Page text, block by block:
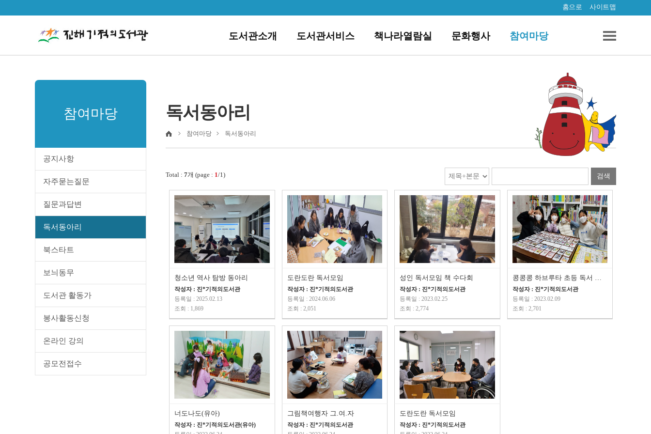
홈으로 사이트맵
도서관소개 도서관서비스 책나라열람실 문화행사 참여마당
전자도서관
참여마당
공지사항
자주묻는질문
질문과답변
독서동아리
북스타트
보늬동무
도서관 활동가
봉사활동신청
온라인 강의
공모전접수
독서동아리
참여마당 독서동아리
Total : 7개 (page : 1/1) 검색
청소년 역사 탐방 동아리
작성자 : 진*기적의도서관
등록일 : 2025.02.13
조회 : 1,869
도란도란 독서모임
작성자 : 진*기적의도서관
등록일 : 2024.06.06
조회 : 2,051
성인 독서모임 책 수다회
작성자 : 진*기적의도서관
등록일 : 2023.02.25
조회 : 2,774
콩콩콩 하브루타 초등 독서 동아리
작성자 : 진*기적의도서관
등록일 : 2023.02.09
조회 : 2,701
너도나도(유아)
작성자 : 진*기적의도서관(유아)
그림책여행자 그.여.자
작성자 : 진*기적의도서관
도란도란 독서모임
작성자 : 진*기적의도서관